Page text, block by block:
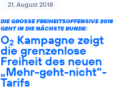
21. August 2018
DIE GROSSE FREIHEITSOFFENSIVE 2018 G
EHT IN DIE NÄCHSTE RUNDE:
O2 Kampagne zeigt
die grenzenlose
Freiheit des neuen
„Mehr-geht-nicht“-
Tarifs